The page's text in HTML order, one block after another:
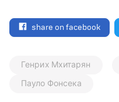
share on facebook
Генрих Мхитарян
Пауло Фонсека